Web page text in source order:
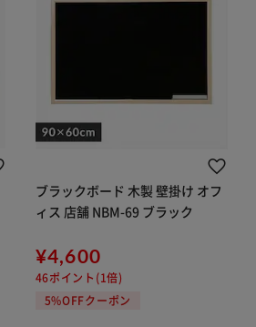
ブラックボード 木製 壁掛け オフ
ィス 店舗 NBM-69 ブラック
¥4,600
46ポイント(1倍)
5%OFFクーポン